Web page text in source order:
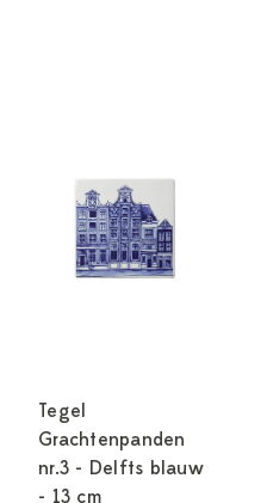
Tegel
Grachtenpanden
nr.3 - Delfts blauw
- 13 cm